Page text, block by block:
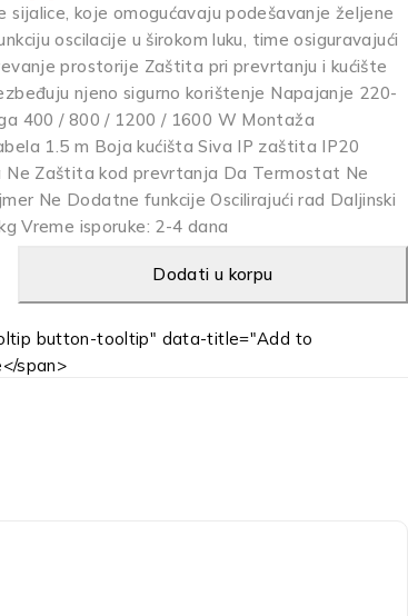
sijalice, koje omogućavaju podešavanje željene
oscilacije u širokom luku, time osiguravajući
prostorije Zaštita pri prevrtanju i kućište
njeno sigurno korištenje Napajanje 220-
400 / 800 / 1200 / 1600 W Montaža
1.5 m Boja kućišta Siva IP zaštita IP20
Ne Zaštita kod prevrtanja Da Termostat Ne
Ne Dodatne funkcije Oscilirajući rad Daljinski
Vreme isporuke: 2-4 dana
Dodati u korpu
button-tooltip" data-title="Add to
span>